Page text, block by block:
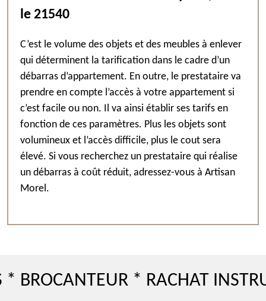
le 21540
C’est le volume des objets et des meubles à enlever
qui déterminent la tarification dans le cadre d’un
débarras d’appartement. En outre, le prestataire va
prendre en compte l’accès à votre appartement si
c’est facile ou non. Il va ainsi établir ses tarifs en
fonction de ces paramètres. Plus les objets sont
volumineux et l’accès difficile, plus le cout sera
élevé. Si vous recherchez un prestataire qui réalise
un débarras à coût réduit, adressez-vous à Artisan
Morel.
* RACHAT